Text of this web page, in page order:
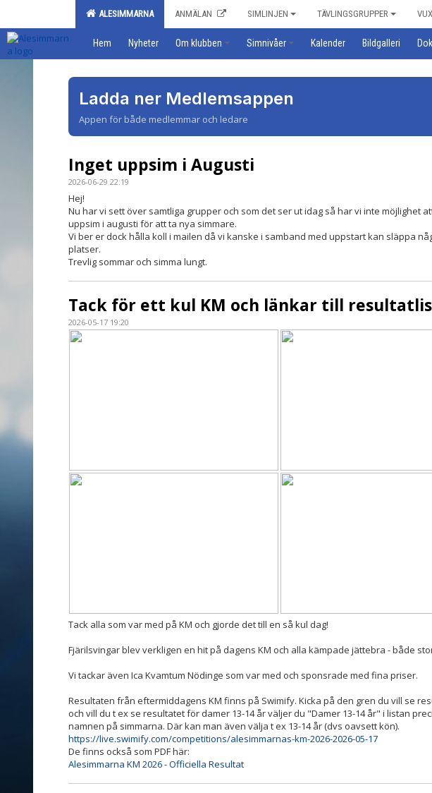
ALESIMMARNA ANMÄLAN SIMLINJEN TÄVLINGSGRUPPER
Hem Nyheter Om klubben Simnivåer Kalender Bildgalleri
Ladda ner Medlemsappen
Appen för både medlemmar och ledare
Inget uppsim i Augusti
2026-06-29 22:19
Hej!
Nu har vi sett över samtliga grupper och som det ser ut idag så har vi inte möjlighet
uppsim i augusti för att ta nya simmare.
Vi ber er dock hålla koll i mailen då vi kanske i samband med uppstart kan släppa
platser.
Trevlig sommar och simma lungt.
Tack för ett kul KM och länkar till
2026-05-17 19:20
Tack alla som var med på KM och gjorde det till en så kul dag!
Fjärilsvingar blev verkligen en hit på dagens KM och alla kämpade jättebra - både
Vi tackar även Ica Kvamtum Nödinge som var med och sponsrade med fina priser.
Resultaten från eftermiddagens KM finns på Swimify. Kicka på den gren du vill se
och vill du t ex se resultatet för damer 13-14 år väljer du "Damer 13-14 år" i listan
namnen på simmarna. Där kan man även välja t ex 13-14 år (dvs oavsett kön).
https://live.swimify.com/competitions/alesimmarnas-km-2026-2026-05-17
De finns också som PDF här:
Alesimmarna KM 2026 - Officiella Resultat